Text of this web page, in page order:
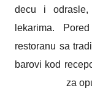
decu i
lekarima.
restoranu sa
barovi kod
za